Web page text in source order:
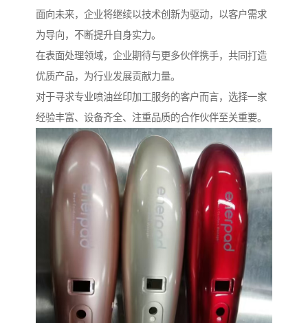
面向未来，企业将继续以技术创新为驱动，以客户需求
为导向，不断提升自身实力。
在表面处理领域，企业期待与更多伙伴携手，共同打造
优质产品，为行业发展贡献力量。
对于寻求专业喷油丝印加工服务的客户而言，选择一家
经验丰富、设备齐全、注重品质的合作伙伴至关重要。